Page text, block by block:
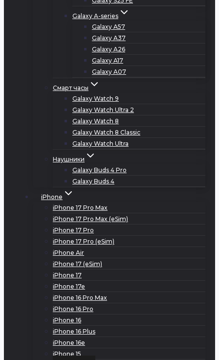
Galaxy A-series
Galaxy A57
Galaxy A37
Galaxy A26
Galaxy A17
Galaxy A07
Смарт часы
Galaxy Watch 9
Galaxy Watch Ultra 2
Galaxy Watch 8
Galaxy Watch 8 Classic
Galaxy Watch Ultra
Наушники
Galaxy Buds 4 Pro
Galaxy Buds 4
iPhone
iPhone 17 Pro Max
iPhone 17 Pro Max (eSim)
iPhone 17 Pro
iPhone 17 Pro (eSim)
iPhone Air
iPhone 17 (eSim)
iPhone 17
iPhone 17e
iPhone 16 Pro Max
iPhone 16 Pro
iPhone 16
iPhone 16 Plus
iPhone 16e
iPhone 15